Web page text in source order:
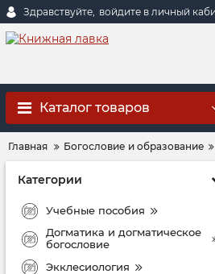
Здравствуйте, войдите в личный
Каталог товаров
Главная Богословие и образование
Категории
Учебные пособия
Догматика и догматическое
богословие
Экклесиология